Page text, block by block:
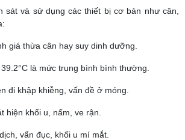
sát và sử dụng các thiết bị cơ bản như cân,
giá thừa cân hay suy dinh dưỡng.
là mức trung bình bình thường.
đi khập khiễng, vấn đề ở móng.
hiện khối u, nấm, ve rận.
vẩn đục, khối u mí mắt.